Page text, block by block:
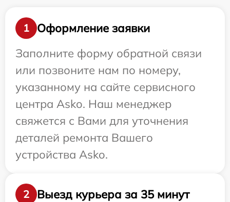
1
Оформление заявки
Заполните форму обратной связи
или позвоните нам по номеру,
указанному на сайте сервисного
центра Asko. Наш менеджер
свяжется с Вами для уточнения
деталей ремонта Вашего
устройства Asko.
2
Выезд курьера за 35 минут